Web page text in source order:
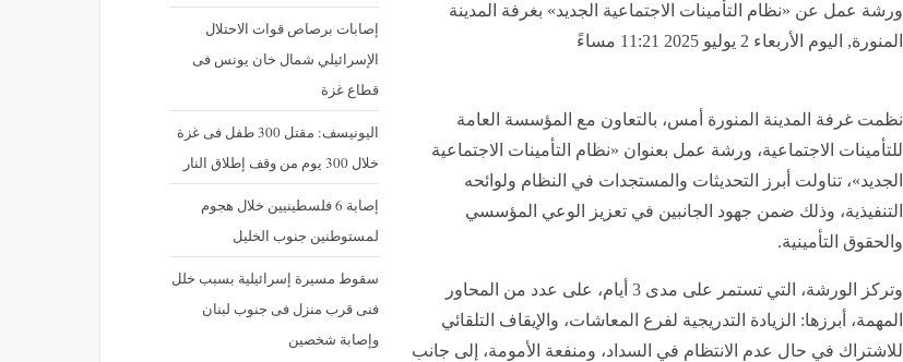
إصابات برصاص قوات الاحتلال
الإسرائيلي شمال خان يونس فى
قطاع غزة
اليونيسف: مقتل 300 طفل فى غزة
خلال 300 يوم من وقف إطلاق النار
إصابة 6 فلسطينيين خلال هجوم
لمستوطنين جنوب الخليل
سقوط مسيرة إسرائيلية بسبب خلل
فنى قرب منزل فى جنوب لبنان
وإصابة شخصين
ورشة عمل عن «نظام التأمينات الاجتماعية الجديد» بغرفة المدينة
المنورة, اليوم الأربعاء 2 يوليو 2025 11:21 مساءً
نظمت غرفة المدينة المنورة أمس، بالتعاون مع المؤسسة العامة
للتأمينات الاجتماعية، ورشة عمل بعنوان «نظام التأمينات الاجتماعية
الجديد»، تناولت أبرز التحديثات والمستجدات في النظام ولوائحه
التنفيذية، وذلك ضمن جهود الجانبين في تعزيز الوعي المؤسسي
والحقوق التأمينية.
وتركز الورشة، التي تستمر على مدى 3 أيام، على عدد من المحاور
المهمة، أبرزها: الزيادة التدريجية لفرع المعاشات، والإيقاف التلقائي
للاشتراك في حال عدم الانتظام في السداد، ومنفعة الأمومة، إلى جانب